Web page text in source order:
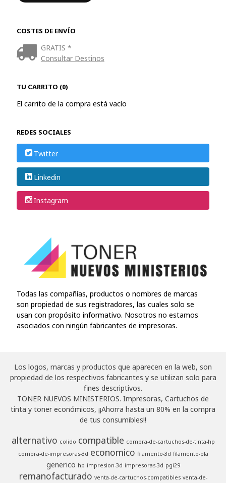
COSTES DE ENVÍO
GRATIS *
Consultar Destinos
TU CARRITO (0)
El carrito de la compra está vacío
REDES SOCIALES
Twitter
Linkedin
Instagram
Todas las compañías, productos o nombres de marcas
son propiedad de sus registradores, las cuales solo se
usan con propósito informativo. Nosotros no estamos
asociados con ningún fabricantes de impresoras.
Los logos, marcas y productos que aparecen en la web, son
propiedad de los respectivos fabricantes y se utilizan solo para
fines descriptivos.
TONER NUEVOS MINISTERIOS. Impresoras, Cartuchos de
tinta y toner económicos, ¡¡Ahorra hasta un 80% en la compra
de tus consumibles!!
alternativo colido compatible compra-de-cartuchos-de-tinta-hp
compra-de-impresoras-3d economico filamento-3d filamento-pla
generico hp impresion-3d impresoras-3d pgi29
remanofacturado venta-de-cartuchos-compatibles venta-de-